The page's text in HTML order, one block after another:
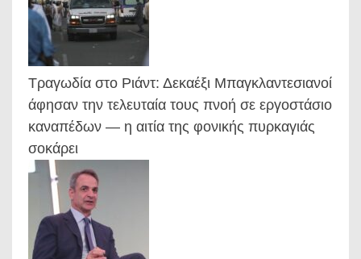
Τραγωδία στο Ριάντ: Δεκαέξι Μπαγκλαντεσιανοί
άφησαν την τελευταία τους πνοή σε εργοστάσιο
καναπέδων — η αιτία της φονικής πυρκαγιάς
σοκάρει